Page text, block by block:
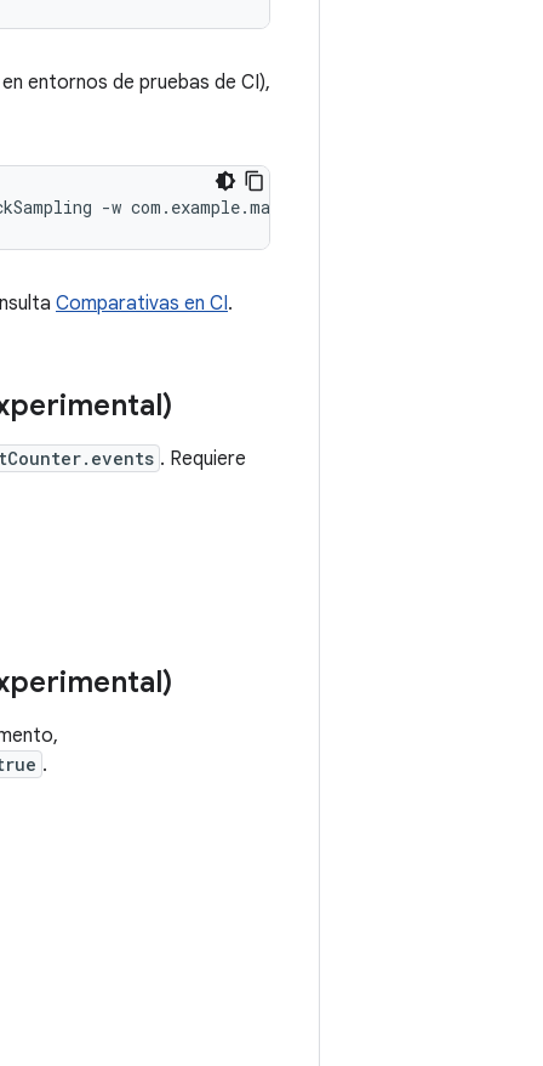
entornos de pruebas de CI),
-w com.example.macrobenchmark/
Comparativas en CI.
. Requiere
.